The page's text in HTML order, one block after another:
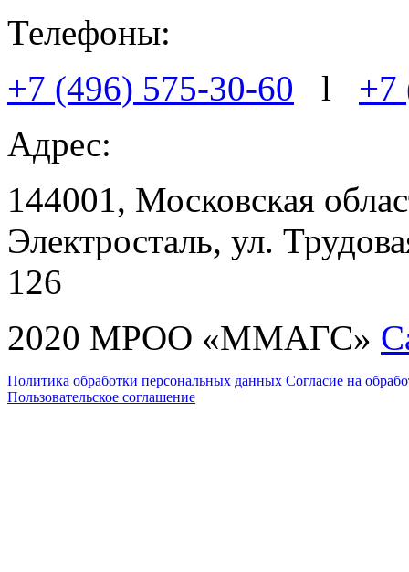
Телефоны:
+7 (496) 575-30-60 l +7
Адрес:
144001, Московская
Электросталь, ул.
126
2020 МРОО «ММАГС»
Политика обработки персональных данных Согласие на
Пользовательское соглашение